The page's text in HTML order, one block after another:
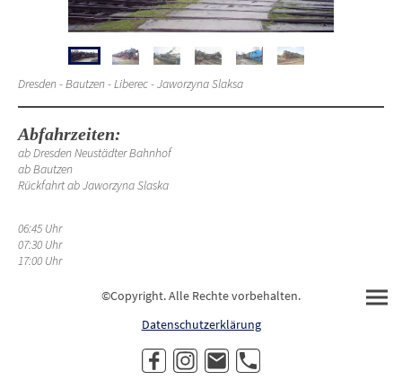
Dresden - Bautzen - Liberec - Jaworzyna Slaksa
Abfahrzeiten:
ab Dresden Neustädter Bahnhof
ab Bautzen
Rückfahrt ab Jaworzyna Slaska
06:45 Uhr
07:30 Uhr
17:00 Uhr
©Copyright. Alle Rechte vorbehalten.
Datenschutzerklärung